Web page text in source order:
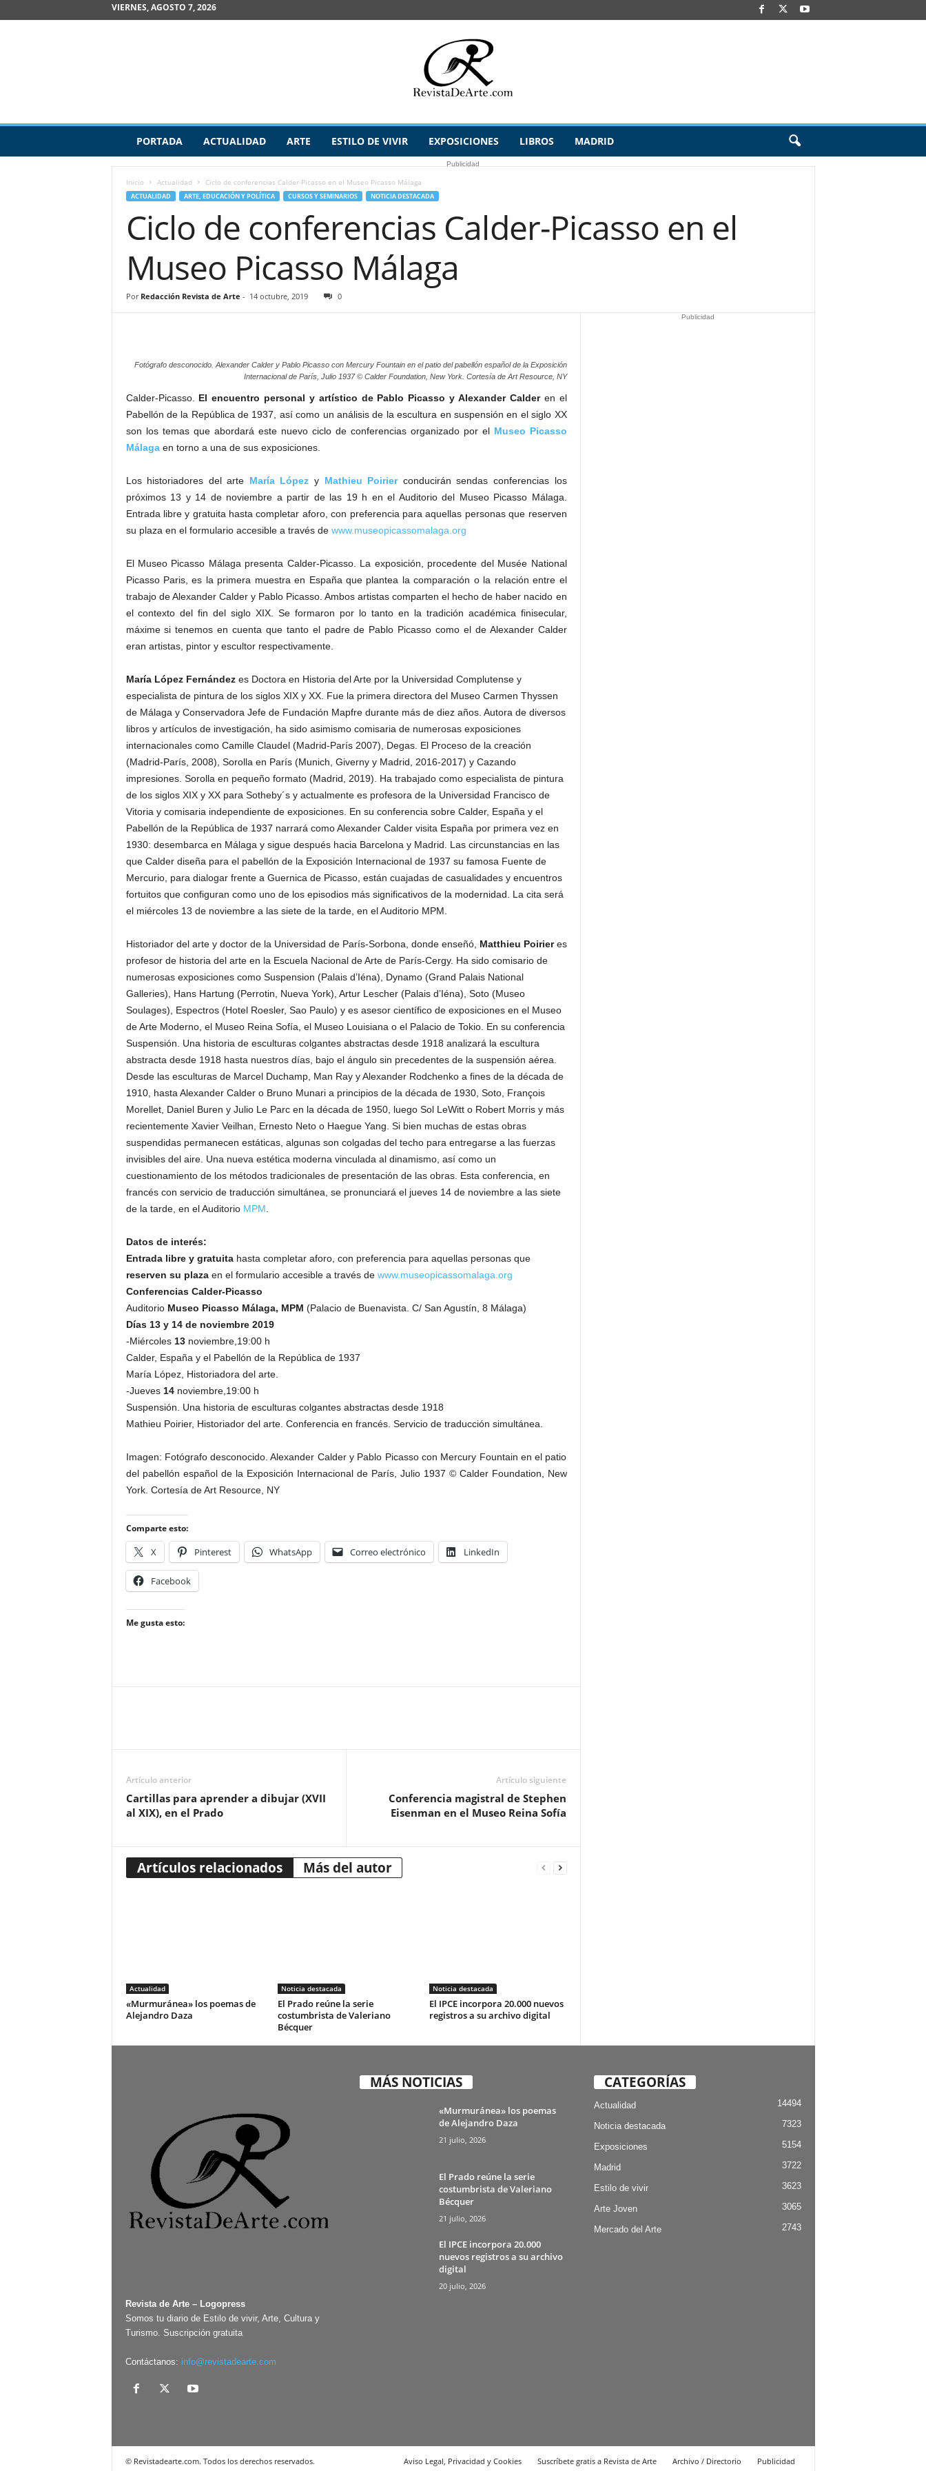
VIERNES, AGOSTO 7, 2026
v
PORTADA ACTUALIDAD ARTE ESTILO DE VIVIR EXPOSICIONES LIBROS MADRID
Publicidad
Inicio Actualidad Ciclo de conferencias Calder-Picasso en el Museo Picasso Málaga
ACTUALIDAD ARTE, EDUCACIÓN Y POLÍTICA CURSOS Y SEMINARIOS NOTICIA DESTACADA
Ciclo de conferencias Calder-Picasso en el
Museo Picasso Málaga
Por Redacción Revista de Arte - 14 octubre, 2019 0
Fotógrafo desconocido. Alexander Calder y Pablo Picasso con Mercury Fountain en el patio del pabellón español de la Exposición
Internacional de París, Julio 1937 © Calder Foundation, New York. Cortesía de Art Resource, NY
Calder-Picasso. El encuentro personal y artístico de Pablo Picasso y Alexander Calderen el
Pabellón de la República de 1937, así como un análisis de la escultura en suspensión en el siglo XX
son los temas que abordará este nuevo ciclo de conferencias organizado por el Museo Picasso
Málagaen torno a una de sus exposiciones.
Los historiadores del arte María López y Mathieu Poirierconducirán sendas conferencias los
próximos 13 y 14 de noviembre a partir de las 19 h en el Auditorio del Museo Picasso Málaga.
Entrada libre y gratuita hasta completar aforo, con preferencia para aquellas personas que reserven
su plaza en el formulario accesible a través de www.museopicassomalaga.org
El Museo Picasso Málaga presenta Calder-Picasso. La exposición, procedente del Musée National
Picasso Paris, es la primera muestra en España que plantea la comparación o la relación entre el
trabajo de Alexander Calder y Pablo Picasso. Ambos artistas comparten el hecho de haber nacido en
el contexto del fin del siglo XIX. Se formaron por lo tanto en la tradición académica finisecular,
máxime si tenemos en cuenta que tanto el padre de Pablo Picasso como el de Alexander Calder
eran artistas, pintor y escultor respectivamente.
María López Fernándezes Doctora en Historia del Arte por la Universidad Complutense y
especialista de pintura de los siglos XIX y XX. Fue la primera directora del Museo Carmen Thyssen
de Málaga y Conservadora Jefe de Fundación Mapfre durante más de diez años. Autora de diversos
libros y artículos de investigación, ha sido asimismo comisaria de numerosas exposiciones
internacionales como Camille Claudel (Madrid-París 2007), Degas. El Proceso de la creación
(Madrid-París, 2008), Sorolla en París (Munich, Giverny y Madrid, 2016-2017) y Cazando
impresiones. Sorolla en pequeño formato (Madrid, 2019). Ha trabajado como especialista de pintura
de los siglos XIX y XX para Sotheby´s y actualmente es profesora de la Universidad Francisco de
Vitoria y comisaria independiente de exposiciones. En su conferencia sobre Calder, España y el
Pabellón de la República de 1937 narrará como Alexander Calder visita España por primera vez en
1930: desembarca en Málaga y sigue después hacia Barcelona y Madrid. Las circunstancias en las
que Calder diseña para el pabellón de la Exposición Internacional de 1937 su famosa Fuente de
Mercurio, para dialogar frente a Guernica de Picasso, están cuajadas de casualidades y encuentros
fortuitos que configuran como uno de los episodios más significativos de la modernidad. La cita será
el miércoles 13 de noviembre a las siete de la tarde, en el Auditorio MPM.
Historiador del arte y doctor de la Universidad de París-Sorbona, donde enseñó, Matthieu Poirieres
profesor de historia del arte en la Escuela Nacional de Arte de París-Cergy. Ha sido comisario de
numerosas exposiciones como Suspension (Palais d’Iéna), Dynamo (Grand Palais National
Galleries), Hans Hartung (Perrotin, Nueva York), Artur Lescher (Palais d’Iéna), Soto (Museo
Soulages), Espectros (Hotel Roesler, Sao Paulo) y es asesor científico de exposiciones en el Museo
de Arte Moderno, el Museo Reina Sofía, el Museo Louisiana o el Palacio de Tokio. En su conferencia
Suspensión. Una historia de esculturas colgantes abstractas desde 1918 analizará la escultura
abstracta desde 1918 hasta nuestros días, bajo el ángulo sin precedentes de la suspensión aérea.
Desde las esculturas de Marcel Duchamp, Man Ray y Alexander Rodchenko a fines de la década de
1910, hasta Alexander Calder o Bruno Munari a principios de la década de 1930, Soto, François
Morellet, Daniel Buren y Julio Le Parc en la década de 1950, luego Sol LeWitt o Robert Morris y más
recientemente Xavier Veilhan, Ernesto Neto o Haegue Yang. Si bien muchas de estas obras
suspendidas permanecen estáticas, algunas son colgadas del techo para entregarse a las fuerzas
invisibles del aire. Una nueva estética moderna vinculada al dinamismo, así como un
cuestionamiento de los métodos tradicionales de presentación de las obras. Esta conferencia, en
francés con servicio de traducción simultánea, se pronunciará el jueves 14 de noviembre a las siete
de la tarde, en el Auditorio MPM
Datos de interés:
Entrada libre y gratuita hasta completar aforo, con preferencia para aquellas personas que
reserven su plazaen el formulario accesible a través de www.museopicassomalaga.org
Conferencias Calder-Picasso
Auditorio Museo Picasso Málaga, MPM (Palacio de Buenavista. C/ San Agustín, 8 Málaga)
Días 13 y 14 de noviembre 2019
-Miércoles 13noviembre,19:00 h
Calder, España y el Pabellón de la República de 1937
María López, Historiadora del arte.
-Jueves 14noviembre,19:00 h
Suspensión. Una historia de esculturas colgantes abstractas desde 1918
Mathieu Poirier, Historiador del arte. Conferencia en francés. Servicio de traducción simultánea.
Imagen: Fotógrafo desconocido. Alexander Calder y Pablo Picasso con Mercury Fountain en el patio
del pabellón español de la Exposición Internacional de París, Julio 1937 © Calder Foundation, New
York. Cortesía de Art Resource, NY
Comparte esto:
X Pinterest WhatsApp Correo electrónico LinkedIn
Facebook
Me gusta esto:
Artículo anterior
Cartillas para aprender a dibujar (XVII
al XIX), en el Prado
Artículo siguiente
Conferencia magistral de Stephen
Eisenman en el Museo Reina Sofía
Artículos relacionados Más del autor
Actualidad
«Murmuránea» los poemas de
Alejandro Daza
Noticia destacada
El Prado reúne la serie
costumbrista de Valeriano
Bécquer
Noticia destacada
El IPCE incorpora 20.000 nuevos
registros a su archivo digital
Publicidad
Revista de Arte – Logopress
Somos tu diario de Estilo de vivir, Arte, Cultura y
Turismo. Suscripción gratuita
Contáctanos: info@revistadearte.com
MÁS NOTICIAS
«Murmuránea» los poemas
de Alejandro Daza
21 julio, 2026
El Prado reúne la serie
costumbrista de Valeriano
Bécquer
21 julio, 2026
El IPCE incorpora 20.000
nuevos registros a su archivo
digital
20 julio, 2026
CATEGORÍAS
Actualidad 14494
Noticia destacada 7323
Exposiciones 5154
Madrid 3722
Estilo de vivir 3623
Arte Joven 3065
Mercado del Arte 2743
Aviso Legal, Privacidad y Cookies Suscríbete gratis a Revista de Arte Archivo / Directorio Publicidad
© Revistadearte.com. Todos los derechos reservados.